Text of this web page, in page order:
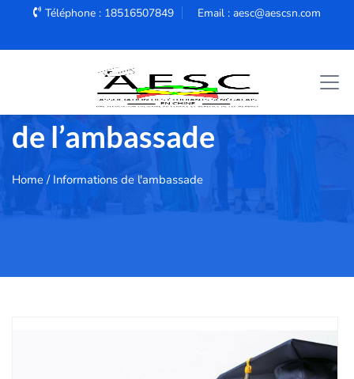
Téléphone : 18516507849 Email : aesc@aescsn.com
Catégorie :Informations
de l’ambassade
Home / Informations de l'ambassade